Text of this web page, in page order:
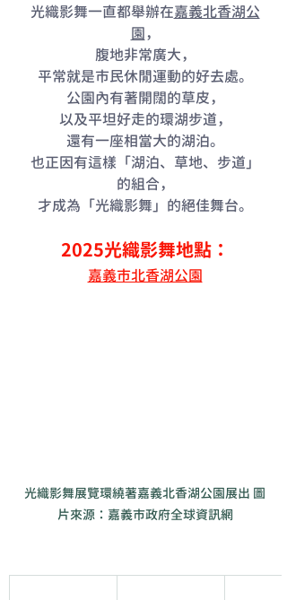
光織影舞一直都舉辦在嘉義北香湖公
園，
腹地非常廣大，
平常就是市民休閒運動的好去處。
公園內有著開闊的草皮，
以及平坦好走的環湖步道，
還有一座相當大的湖泊。
也正因有這樣「湖泊、草地、步道」
的組合，
才成為「光織影舞」的絕佳舞台。
2025光織影舞地點：
嘉義市北香湖公園
光織影舞展覽環繞著嘉義北香湖公園展出 圖
片來源：嘉義市政府全球資訊網